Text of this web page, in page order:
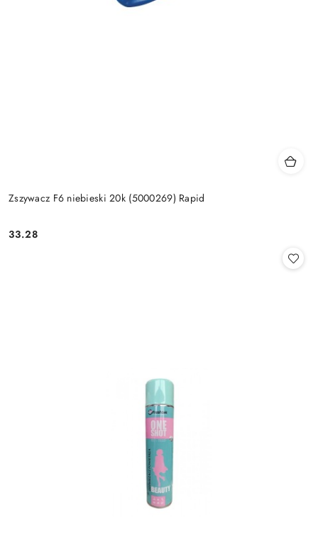
Zszywacz F6 niebieski 20k (5000269) Rapid
Cena:
33.28